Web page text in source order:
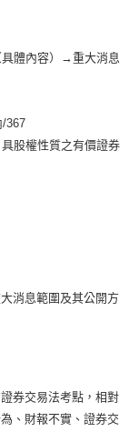
體內容）→重大消息
367
股權性質之有價證券
消息範圍及其公開方
券交易法考點，相對
、財報不實、證券交